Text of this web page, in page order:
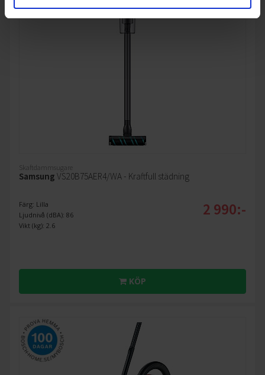
Skaftdammsugare
Samsung VS20B75AER4/WA - Kraftfull städning
Färg: Lilla
Ljudnivå (dBA): 86
Vikt (kg): 2.6
2 990:-
KÖP